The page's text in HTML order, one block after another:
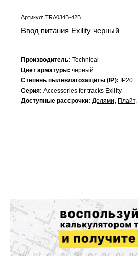
Артикул: TRA034B-42B
Ввод питания Exility черный
Производитель: Technical
Цвет арматуры: черный
Степень пылевлагозащиты (IP):
IP20
Серия: Accessories for tracks Exility
Доступные рассрочки: Долями, Плайт,